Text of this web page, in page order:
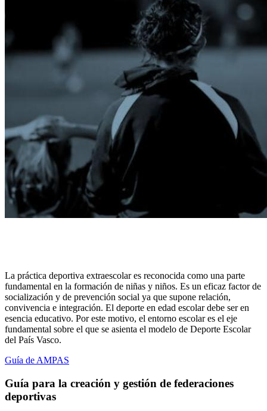
La práctica deportiva extraescolar es reconocida como una parte
fundamental en la formación de niñas y niños. Es un eficaz factor de
socialización y de prevención social ya que supone relación,
convivencia e integración. El deporte en edad escolar debe ser en
esencia educativo. Por este motivo, el entorno escolar es el eje
fundamental sobre el que se asienta el modelo de Deporte Escolar
del País Vasco.
Guía de AMPAS
Guía para la creación y gestión de federaciones
deportivas